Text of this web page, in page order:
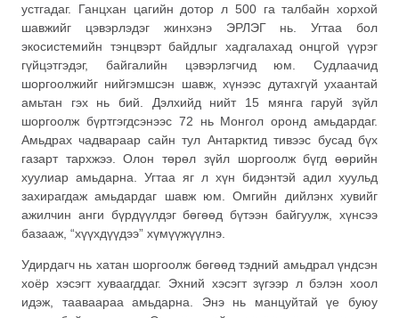
устгадаг. Ганцхан цагийн дотор л 500 га талбайн хорхой
шавжийг цэвэрлэдэг жинхэнэ ЭРЛЭГ нь. Угтаа бол
экосистемийн тэнцвэрт байдлыг хадгалахад онцгой үүрэг
гүйцэтгэдэг, байгалийн цэвэрлэгчид юм. Судлаачид
шоргоолжийг нийгэмшсэн шавж, хүнээс дутахгүй ухаантай
амьтан гэх нь бий. Дэлхийд нийт 15 мянга гаруй зүйл
шоргоолж бүртгэгдсэнээс 72 нь Монгол оронд амьдардаг.
Амьдрах чадвараар сайн тул Антарктид тивээс бусад бүх
газарт тархжээ. Олон төрөл зүйл шоргоолж бүгд өөрийн
хуулиар амьдарна. Угтаа яг л хүн бидэнтэй адил хуульд
захирагдаж амьдардаг шавж юм. Омгийн дийлэнх хувийг
ажилчин анги бүрдүүлдэг бөгөөд бүтээн байгуулж, хүнсээ
базааж, “хүүхдүүдээ” хүмүүжүүлнэ.
Удирдагч нь хатан шоргоолж бөгөөд тэдний амьдрал үндсэн
хоёр хэсэгт хуваагддаг. Эхний хэсэгт зүгээр л бэлэн хоол
идэж, тааваараа амьдарна. Энэ нь манцуйтай үе буюу